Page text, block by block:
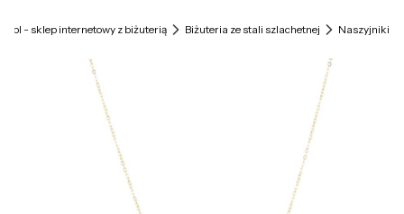
- sklep internetowy z biżuterią Biżuteria ze stali szlachetnej Naszyjniki